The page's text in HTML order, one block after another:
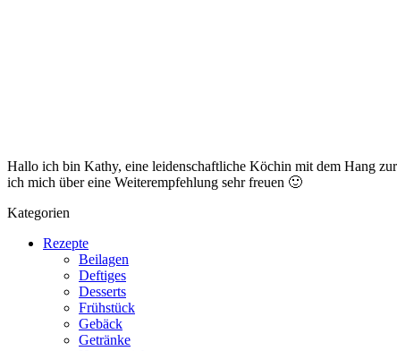
Hallo ich bin Kathy, eine leidenschaftliche Köchin mit dem Hang
ich mich über eine Weiterempfehlung sehr freuen 🙂
Kategorien
Rezepte
Beilagen
Deftiges
Desserts
Frühstück
Gebäck
Getränke